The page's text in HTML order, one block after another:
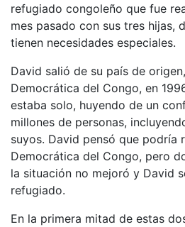
refugiado congoleño que fue
mes pasado con sus tres hijas,
tienen necesidades especiales.
David salió de su país de
Democrática del Congo, en
estaba solo, huyendo de un
millones de personas,
suyos. David pensó que podría
Democrática del Congo, pero
la situación no mejoró y David
refugiado.
En la primera mitad de estas